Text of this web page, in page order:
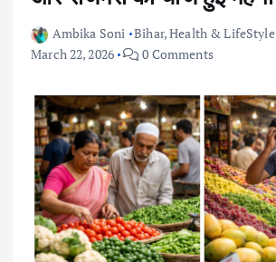
Ambika Soni Bihar,Health & LifeStyle
March 22, 2026
0 Comments